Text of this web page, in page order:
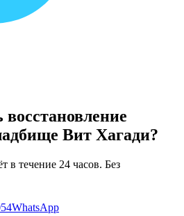
восстановление
Вит Хагади?
в течение 24 часов. Без
WhatsApp